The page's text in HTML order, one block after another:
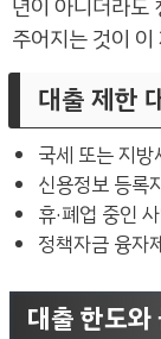
년이 아니더라도
주어지는 것이
대출 제한
국세 또는 지
신용정보 등록
휴·폐업 중인
정책자금 융자
대출 한도와